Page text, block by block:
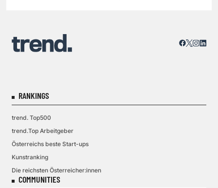
RANKINGS
trend. Top500
trend.Top Arbeitgeber
Österreichs beste Start-ups
Kunstranking
Die reichsten Österreicher:innen
COMMUNITIES